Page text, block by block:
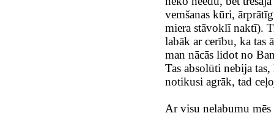
vemšanas kūri,
miera stāvoklī naktī).
labāk ar cerību, ka tas
man nācās lidot no
Tas absolūti nebija
notikusi agrāk, tad
Ar visu nelabumu